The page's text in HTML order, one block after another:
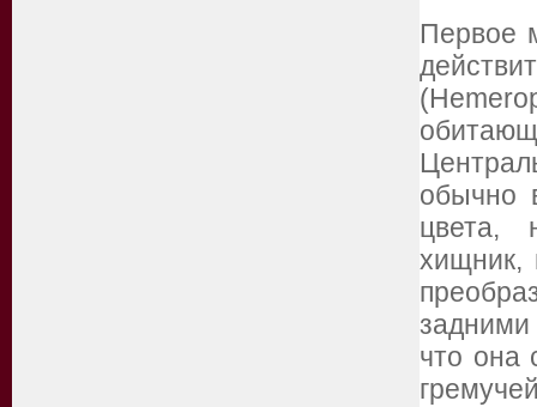
Первое
обычно
цвета,
хищник,
что она